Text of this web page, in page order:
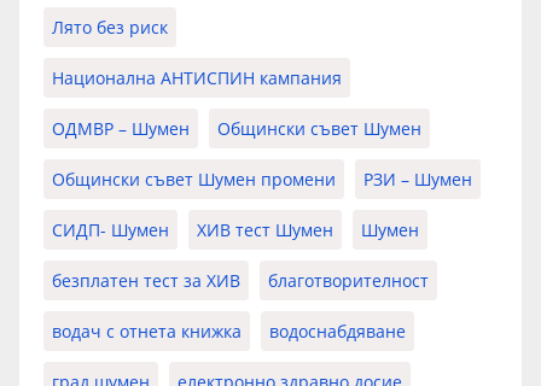
Лято без риск
Национална АНТИСПИН кампания
ОДМВР – Шумен Общински съвет Шумен
Общински съвет Шумен промени РЗИ – Шумен
СИДП- Шумен ХИВ тест Шумен Шумен
безплатен тест за ХИВ благотворителност
водач с отнета книжка водоснабдяване
град шумен електронно здравно досие